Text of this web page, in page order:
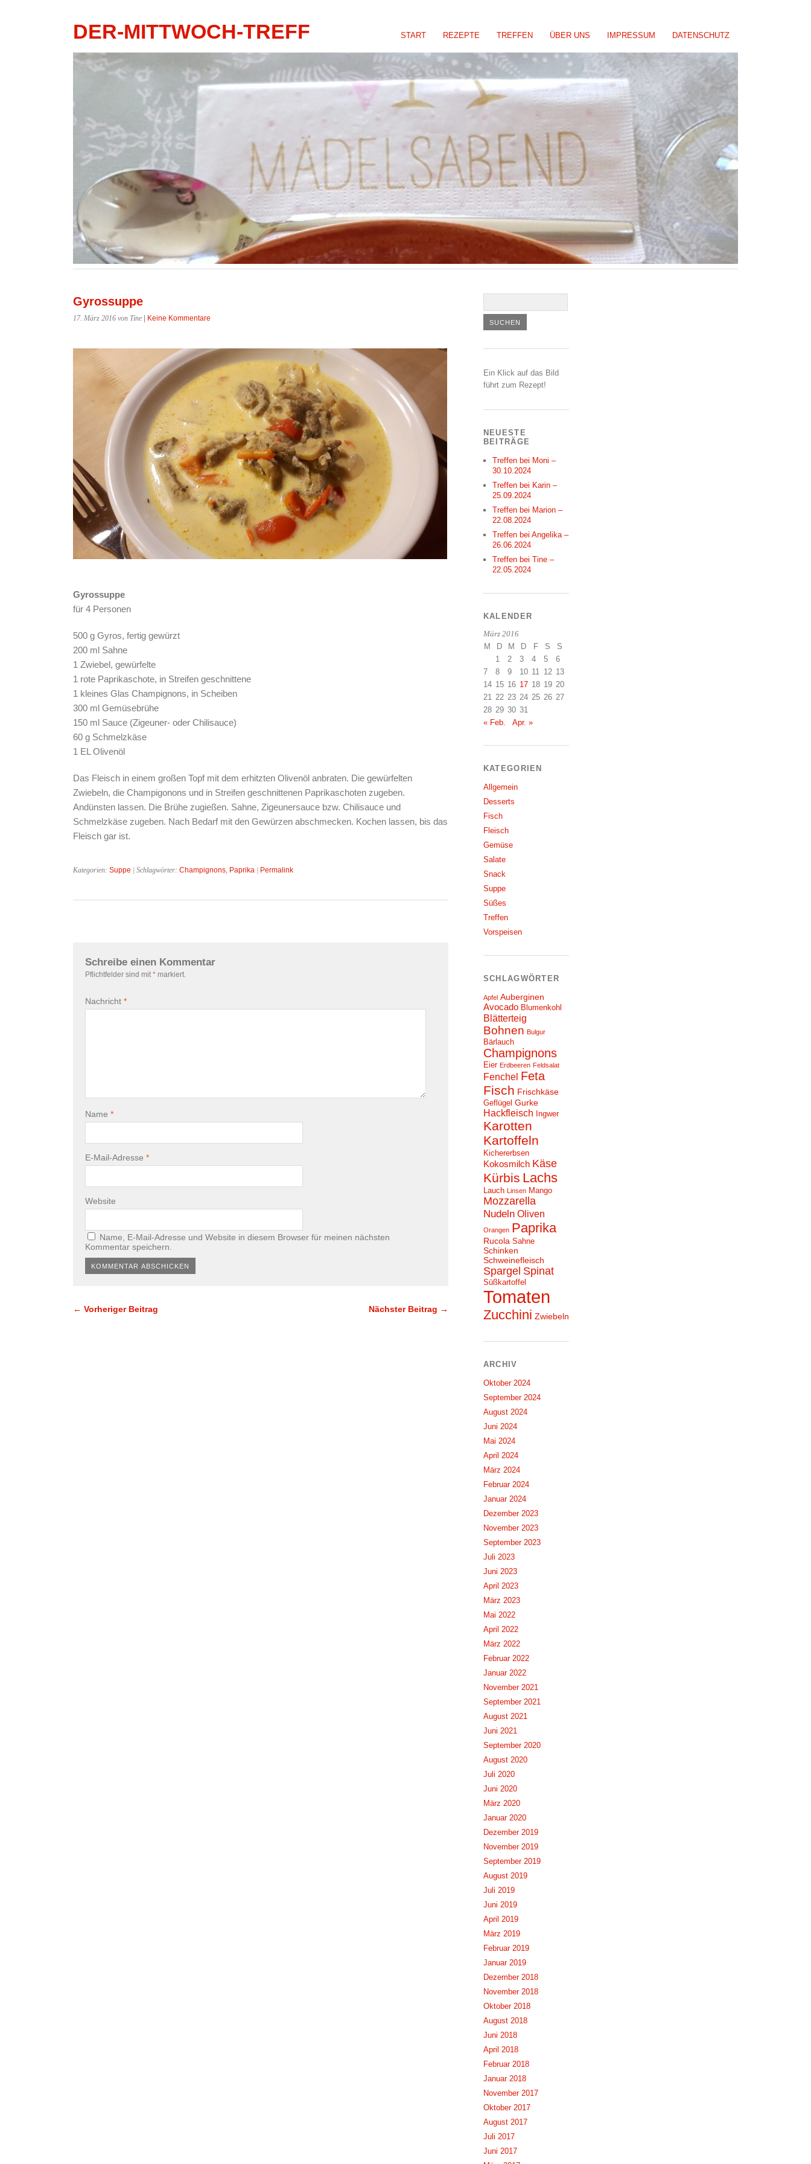
START REZEPTE TREFFEN ÜBER UNS IMPRESSUM DATENSCHUTZ
DER-MITTWOCH-TREFF
Gyrossuppe
17. März 2016 von Tine Keine Kommentare
Gyrossuppe
für 4 Personen
500 g Gyros, fertig gewürzt
200 ml Sahne
1 Zwiebel, gewürfelte
1 rote Paprikaschote, in Streifen geschnittene
1 kleines Glas Champignons, in Scheiben
300 ml Gemüsebrühe
150 ml Sauce (Zigeuner- oder Chilisauce)
60 g Schmelzkäse
1 EL Olivenöl
Das Fleisch in einem großen Topf mit dem erhitzten Olivenöl anbraten. Die gewürfelten
Zwiebeln, die Champigonons und in Streifen geschnittenen Paprikaschoten zugeben.
Andünsten lassen. Die Brühe zugießen. Sahne, Zigeunersauce bzw. Chilisauce und
Schmelzkäse zugeben. Nach Bedarf mit den Gewürzen abschmecken. Kochen lassen, bis das
Fleisch gar ist.
Kategorien: Suppe | Schlagwörter: Champignons Paprika | Permalink
Schreibe einen Kommentar
Pflichtfelder sind mit * markiert.
Nachricht *
Name *
E-Mail-Adresse *
Website
Name, E-Mail-Adresse und Website in diesem Browser für meinen nächsten
Kommentar speichern.
← Vorheriger Beitrag Nächster Beitrag →
Ein Klick auf das Bild
führt zum Rezept!
NEUESTE
BEITRÄGE
Treffen bei Moni –
30.10.2024
Treffen bei Karin –
25.09.2024
Treffen bei Marion –
22.08.2024
Treffen bei Angelika –
26.06.2024
Treffen bei Tine –
22.05.2024
KALENDER
März 2016
M D M D F S
S
1
2 3 4 5
6
7
8 9 10 11 12 13
14 15 16 17 18 19 20
21 22 23 24 25 26 27
28 29 30 31
« Feb.
Apr. »
KATEGORIEN
Allgemein
Desserts
Fisch
Fleisch
Gemüse
Salate
Snack
Suppe
Süßes
Treffen
Vorspeisen
SCHLAGWÖRTER
Apfel Auberginen
Avocado Blumenkohl
Blätterteig
Bohnen Bulgur
Bärlauch
Champignons
Eier Erdbeeren Feldsalat
Fenchel Feta
Fisch Frischkäse
Geflügel Gurke
Hackfleisch Ingwer
Karotten
Kartoffeln
Kichererbsen
Kokosmilch Käse
Kürbis Lachs
Lauch Linsen Mango
Mozzarella
Nudeln Oliven
Orangen Paprika
Rucola Sahne
Schinken
Schweinefleisch
Spargel Spinat
Süßkartoffel
Tomaten
Zucchini Zwiebeln
ARCHIV
Oktober 2024
September 2024
August 2024
Juni 2024
Mai 2024
April 2024
März 2024
Februar 2024
Januar 2024
Dezember 2023
November 2023
September 2023
Juli 2023
Juni 2023
April 2023
März 2023
Mai 2022
April 2022
März 2022
Februar 2022
Januar 2022
November 2021
September 2021
August 2021
Juni 2021
September 2020
August 2020
Juli 2020
Juni 2020
März 2020
Januar 2020
Dezember 2019
November 2019
September 2019
August 2019
Juli 2019
Juni 2019
April 2019
März 2019
Februar 2019
Januar 2019
Dezember 2018
November 2018
Oktober 2018
August 2018
Juni 2018
April 2018
Februar 2018
Januar 2018
November 2017
Oktober 2017
August 2017
Juli 2017
Juni 2017